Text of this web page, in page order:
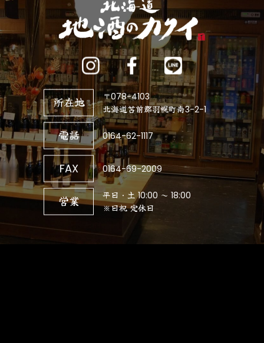
所在地
〒078-4103
北海道苫前郡羽幌町南3-2-1
電話 0164-62-1117
FAX 0164-69-2009
営業
平日・土 10:00 ～ 18:00
※日祝 定休日